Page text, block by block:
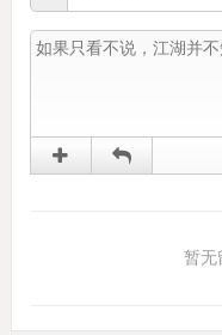
暂无